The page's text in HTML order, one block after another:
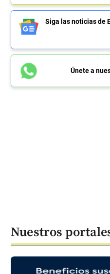
Siga las noticias de
Únete a
Nuestros